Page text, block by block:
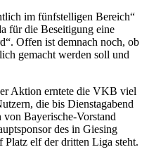
im fünfstelligen Bereich“
für die Beseitigung eine
Offen ist demnach noch, ob
gemacht werden soll und
Aktion erntete die VKB viel
die bis Dienstagabend
von Bayerische-Vorstand
des in Giesing
Platz elf der dritten Liga steht.